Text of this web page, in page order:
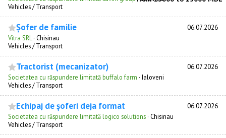
Vehicles / Transport
Șofer de familie 06.07.2026
Vitra SRL · Chisinau
Vehicles / Transport
Tractorist (mecanizator) 06.07.2026
Societatea cu răspundere limitată buffalo farm · Ialoveni
Vehicles / Transport
Echipaj de șoferi deja format 06.07.2026
Societatea cu răspundere limitată logico solutions · Chisinau
Vehicles / Transport